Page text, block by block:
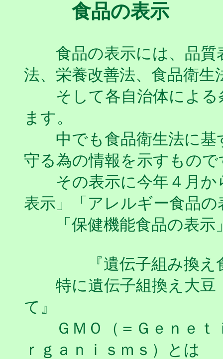
食品の表示
食品の表示には、品質
法、栄養改善法、食品衛生
そして各自治体による
ます。
中でも食品衛生法に基
守る為の情報を示すもので
その表示に今年４月か
表示」「アレルギー食品の
「保健機能食品の表示
『遺伝子組み換え
特に遺伝子組換え大豆
て』
ＧＭＯ（＝Ｇｅｎｅｔ
ｒｇａｎｉｓｍｓ）とは